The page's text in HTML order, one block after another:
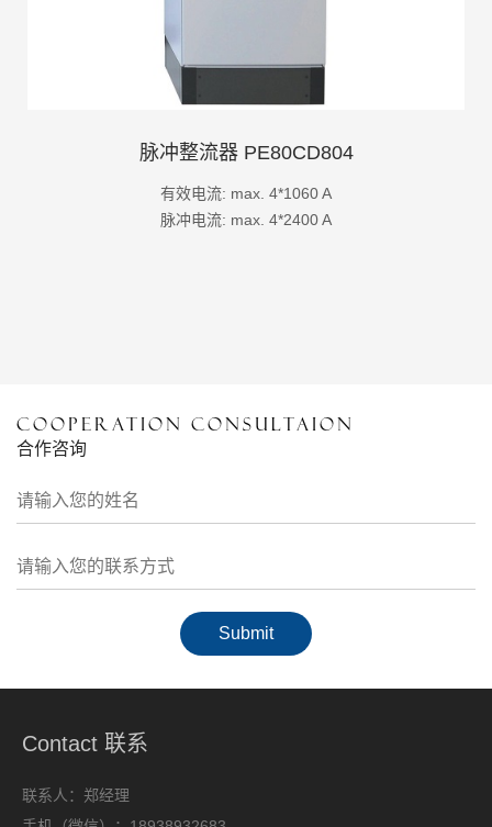
脉冲整流器 PE80CD804
有效电流: max. 4*1060 A
脉冲电流: max. 4*2400 A
COOPERATION CONSULTAION
合作咨询
Contact 联系
联系人：郑经理